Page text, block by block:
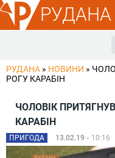
РУДАНА
РУДАНА » НОВИНИ »
РОГУ КАРАБІН
ЧОЛОВІК
КАРАБІН
ПРИГОДА 13.02.19 - 10:16